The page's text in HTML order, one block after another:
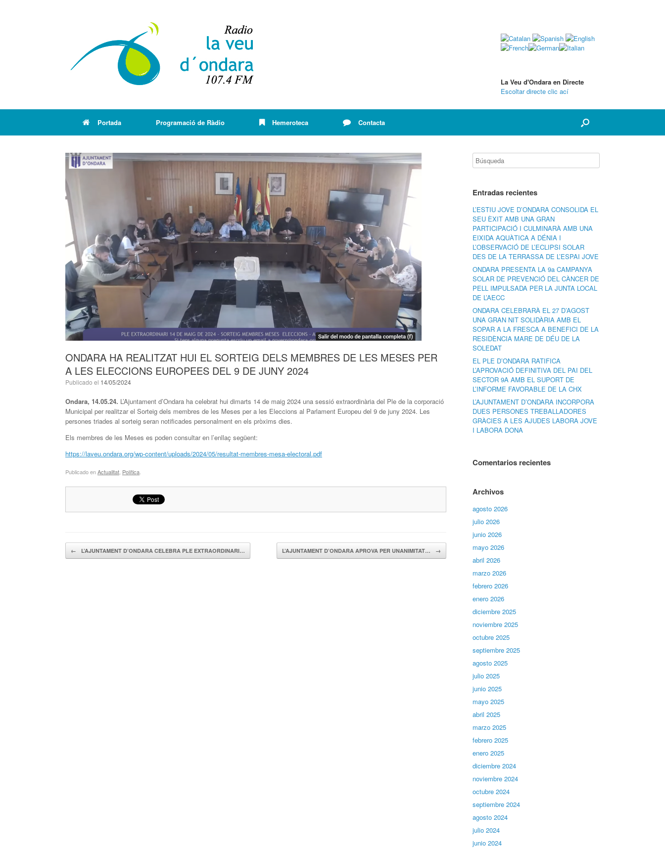
La Veu d'Ondara en Directe
Escoltar directe clic ací
Portada Programació de Ràdio Hemeroteca Contacta
ONDARA HA REALITZAT HUI EL SORTEIG DELS MEMBRES DE LES MESES PER
A LES ELECCIONS EUROPEES DEL 9 DE JUNY 2024
Publicado el 14/05/2024
Ondara, 14.05.24. L’Ajuntament d’Ondara ha celebrat hui dimarts 14 de maig 2024 una sessió extraordinària del Ple de la corporació
Municipal per realitzar el Sorteig dels membres de les Meses per a les Eleccions al Parlament Europeu del 9 de juny 2024. Les
persones triades al sorteig seran notificades personalment en els pròxims dies.
Els membres de les Meses es poden consultar en l’enllaç següent:
https://laveu.ondara.org/wp-content/uploads/2024/05/resultat-membres-mesa-electoral.pdf
Publicado enActualitat Política
Navegador de artículos
← L’AJUNTAMENT D’ONDARA CELEBRA PLE EXTRAORDINARI… L’AJUNTAMENT D’ONDARA APROVA PER UNANIMITAT… →
Entradas recientes
L’ESTIU JOVE D’ONDARA CONSOLIDA EL
SEU ÈXIT AMB UNA GRAN
PARTICIPACIÓ I CULMINARÀ AMB UNA
EIXIDA AQUÀTICA A DÉNIA I
L’OBSERVACIÓ DE L’ECLIPSI SOLAR
DES DE LA TERRASSA DE L’ESPAI JOVE
ONDARA PRESENTA LA 9a CAMPANYA
SOLAR DE PREVENCIÓ DEL CÀNCER DE
PELL IMPULSADA PER LA JUNTA LOCAL
DE L’AECC
ONDARA CELEBRARÀ EL 27 D’AGOST
UNA GRAN NIT SOLIDÀRIA AMB EL
SOPAR A LA FRESCA A BENEFICI DE LA
RESIDÈNCIA MARE DE DÉU DE LA
SOLEDAT
EL PLE D’ONDARA RATIFICA
L’APROVACIÓ DEFINITIVA DEL PAI DEL
SECTOR 9A AMB EL SUPORT DE
L’INFORME FAVORABLE DE LA CHX
L’AJUNTAMENT D’ONDARA INCORPORA
DUES PERSONES TREBALLADORES
GRÀCIES A LES AJUDES LABORA JOVE
I LABORA DONA
Comentarios recientes
Archivos
agosto 2026
julio 2026
junio 2026
mayo 2026
abril 2026
marzo 2026
febrero 2026
enero 2026
diciembre 2025
noviembre 2025
octubre 2025
septiembre 2025
agosto 2025
julio 2025
junio 2025
mayo 2025
abril 2025
marzo 2025
febrero 2025
enero 2025
diciembre 2024
noviembre 2024
octubre 2024
septiembre 2024
agosto 2024
julio 2024
junio 2024